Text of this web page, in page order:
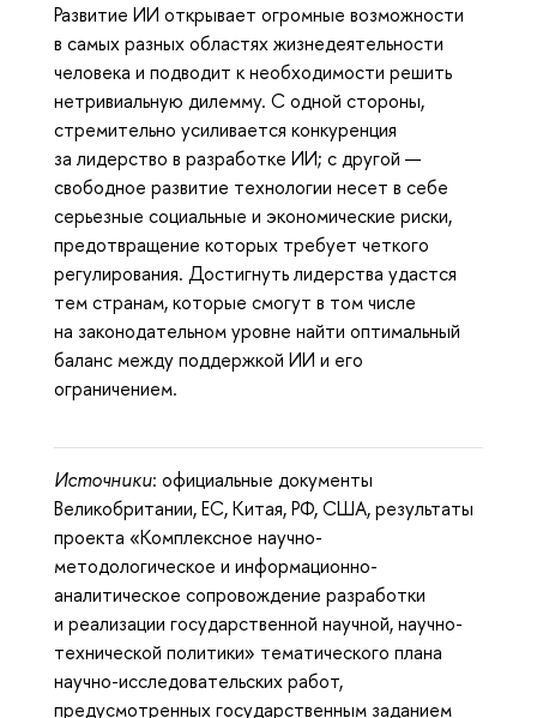
Развитие ИИ открывает огромные возможности
в самых разных областях жизнедеятельности
человека и подводит к необходимости решить
нетривиальную дилемму. С одной стороны,
стремительно усиливается конкуренция
за лидерство в разработке ИИ; с другой —
свободное развитие технологии несет в себе
серьезные социальные и экономические риски,
предотвращение которых требует четкого
регулирования. Достигнуть лидерства удастся
тем странам, которые смогут в том числе
на законодательном уровне найти оптимальный
баланс между поддержкой ИИ и его
ограничением.
Источники: официальные документы
Великобритании, ЕС, Китая, РФ, США, результаты
проекта «Комплексное научно-
методологическое и информационно-
аналитическое сопровождение разработки
и реализации государственной научной, научно-
технической политики» тематического плана
научно-исследовательских работ,
предусмотренных государственным заданием